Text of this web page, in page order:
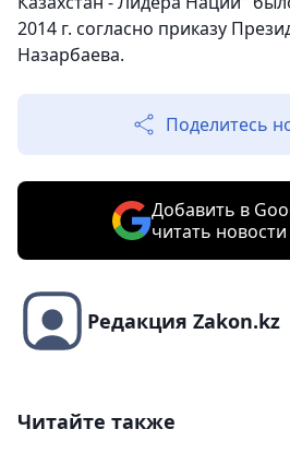
2014 г. согласно приказу
Назарбаева.
Поделитесь
Добавить в
читать
Редакция Zakon.kz
Читайте также